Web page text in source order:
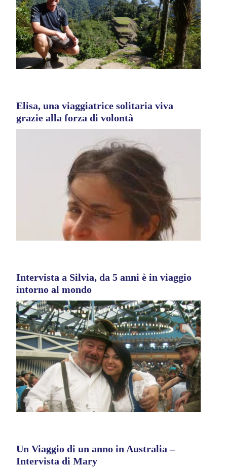
Elisa, una viaggiatrice solitaria viva
grazie alla forza di volontà
Intervista a Silvia, da 5 anni è in viaggio
intorno al mondo
Un Viaggio di un anno in Australia –
Intervista di Mary